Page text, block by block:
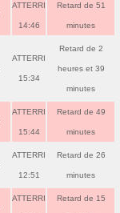
ATTERRI
14:46
Retard de 51
minutes
ATTERRI
15:34
Retard de 2
heures et 39
minutes
ATTERRI
15:44
Retard de 49
minutes
ATTERRI
12:51
Retard de 26
minutes
ATTERRI Retard de 15